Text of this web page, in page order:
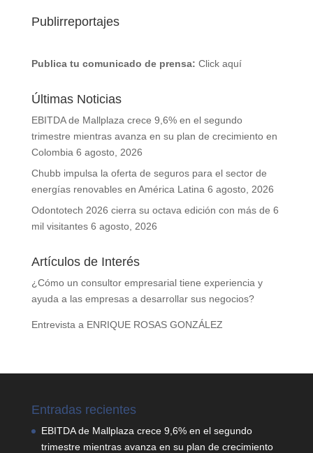
Publirreportajes
Publica tu comunicado de prensa: Click aquí
Últimas Noticias
EBITDA de Mallplaza crece 9,6% en el segundo
trimestre mientras avanza en su plan de crecimiento en
Colombia 6 agosto, 2026
Chubb impulsa la oferta de seguros para el sector de
energías renovables en América Latina 6 agosto, 2026
Odontotech 2026 cierra su octava edición con más de 6
mil visitantes 6 agosto, 2026
Artículos de Interés
¿Cómo un consultor empresarial tiene experiencia y
ayuda a las empresas a desarrollar sus negocios?
Entrevista a ENRIQUE ROSAS GONZÁLEZ
Entradas recientes
EBITDA de Mallplaza crece 9,6% en el segundo
trimestre mientras avanza en su plan de crecimiento